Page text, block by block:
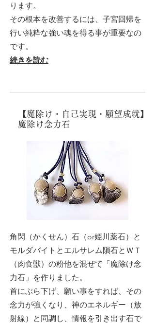
ります。
その根本を改善するには、子宮回帰を
行い純粋な強い魂を得る事が重要なの
です。
続きを読む
【魔除け・自己実現・願望成就】
魔除け念力石
角閃（かくせん）石（or姫川薬石）と
モルダバイトとエルサレム隕石とＷＴ
（肉食獣）の粉他を混ぜて「魔除け念
力石」を作りました。
首にぶら下げ、願い事をすれば、その
念力が強くなり、神のエネルギー（放
射線）と同調し、情報を引き出す石で